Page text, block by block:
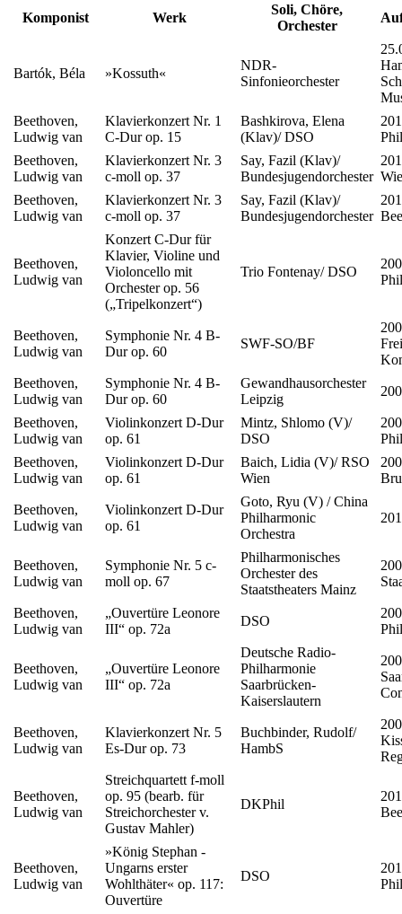
Komponist Werk
Soli, Chöre,
Orchester
Bartók, Béla »Kossuth«
NDR-
Sinfonieorchester
Beethoven,
Ludwig van
Klavierkonzert Nr. 1
C-Dur op. 15
Bashkirova, Elena
(Klav)/ DSO
Beethoven,
Ludwig van
Klavierkonzert Nr. 3
c-moll op. 37
Say, Fazil (Klav)/
Bundesjugendorchester
Beethoven,
Ludwig van
Klavierkonzert Nr. 3
c-moll op. 37
Say, Fazil (Klav)/
Bundesjugendorchester
Beethoven,
Ludwig van
Konzert C-Dur für
Klavier, Violine und
Violoncello mit
Orchester op. 56
(„Tripelkonzert“)
Trio Fontenay/ DSO
Beethoven,
Ludwig van
Symphonie Nr. 4 B-
Dur op. 60
SWF-SO/BF
Beethoven,
Ludwig van
Symphonie Nr. 4 B-
Dur op. 60
Gewandhausorchester
Leipzig
Beethoven,
Ludwig van
Violinkonzert D-Dur
op. 61
Mintz, Shlomo (V)/
DSO
Beethoven,
Ludwig van
Violinkonzert D-Dur
op. 61
Baich, Lidia (V)/ RSO
Wien
Beethoven,
Ludwig van
Violinkonzert D-Dur
op. 61
Goto, Ryu (V) / China
Philharmonic
Orchestra
Beethoven,
Ludwig van
Symphonie Nr. 5 c-
moll op. 67
Philharmonisches
Orchester des
Staatsthea­ters Mainz
Beethoven,
Ludwig van
„Ouvertüre Leonore
III“ op. 72a
DSO
Beethoven,
Ludwig van
„Ouvertüre Leonore
III“ op. 72a
Deutsche Radio-
Philharmonie
Saarbrücken-
Kaiserslautern
Beethoven,
Ludwig van
Klavierkonzert Nr. 5
Es-Dur op. 73
Buchbinder, Rudolf/
HambS
Beethoven,
Ludwig van
Streichquartett f-moll
op. 95 (bearb. für
Streichorchester v.
Gustav Mahler)
DKPhil
Beethoven,
Ludwig van
»König Stephan -
Ungarns erster
Wohlthäter« op. 117:
Ouvertüre
DSO